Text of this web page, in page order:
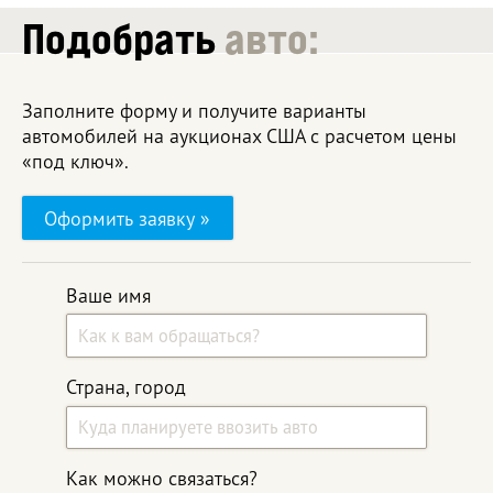
Подобратьавто:
Заполните форму и получите варианты
автомобилей на аукционах США с расчетом цены
«под ключ».
Ваше имя
Страна, город
Как можно связаться?
Оформить заявку »